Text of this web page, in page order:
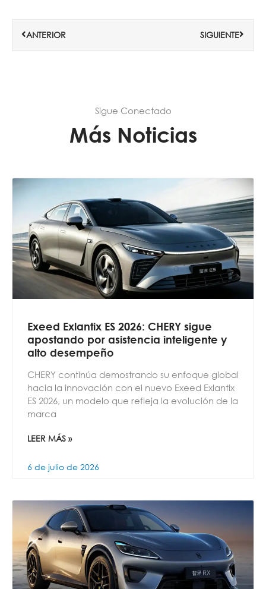
ANTERIOR SIGUIENTE
Sigue Conectado
Más Noticias
Exeed Exlantix ES 2026: CHERY sigue
apostando por asistencia inteligente y
alto desempeño
CHERY continúa demostrando su enfoque global
hacia la innovación con el nuevo Exeed Exlantix
ES 2026, un modelo que refleja la evolución de la
marca
LEER MÁS »
6 de julio de 2026